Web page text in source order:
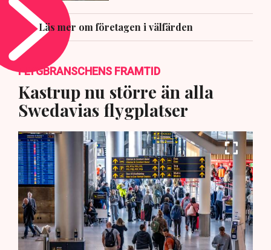
Läs mer om företagen i välfärden
FLYGBRANSCHENS FRAMTID
Kastrup nu större än alla
Swedavias flygplatser